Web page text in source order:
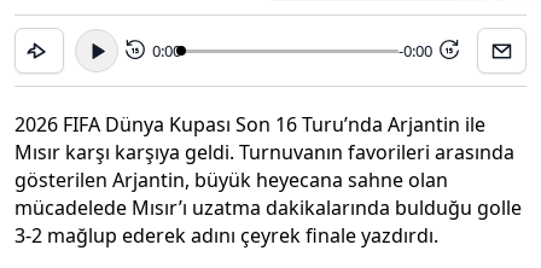
15 0:00 -0:00 15
2026 FIFA Dünya Kupası Son 16 Turu’nda Arjantin ile
Mısır karşı karşıya geldi. Turnuvanın favorileri arasında
gösterilen Arjantin, büyük heyecana sahne olan
mücadelede Mısır’ı uzatma dakikalarında bulduğu golle
3-2 mağlup ederek adını çeyrek finale yazdırdı.